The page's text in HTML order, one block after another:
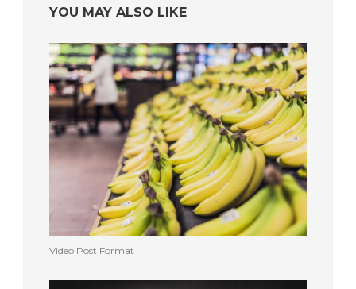
YOU MAY ALSO LIKE
Video Post Format